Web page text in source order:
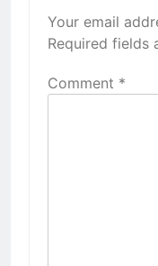
Your email
Required fields
Comment *